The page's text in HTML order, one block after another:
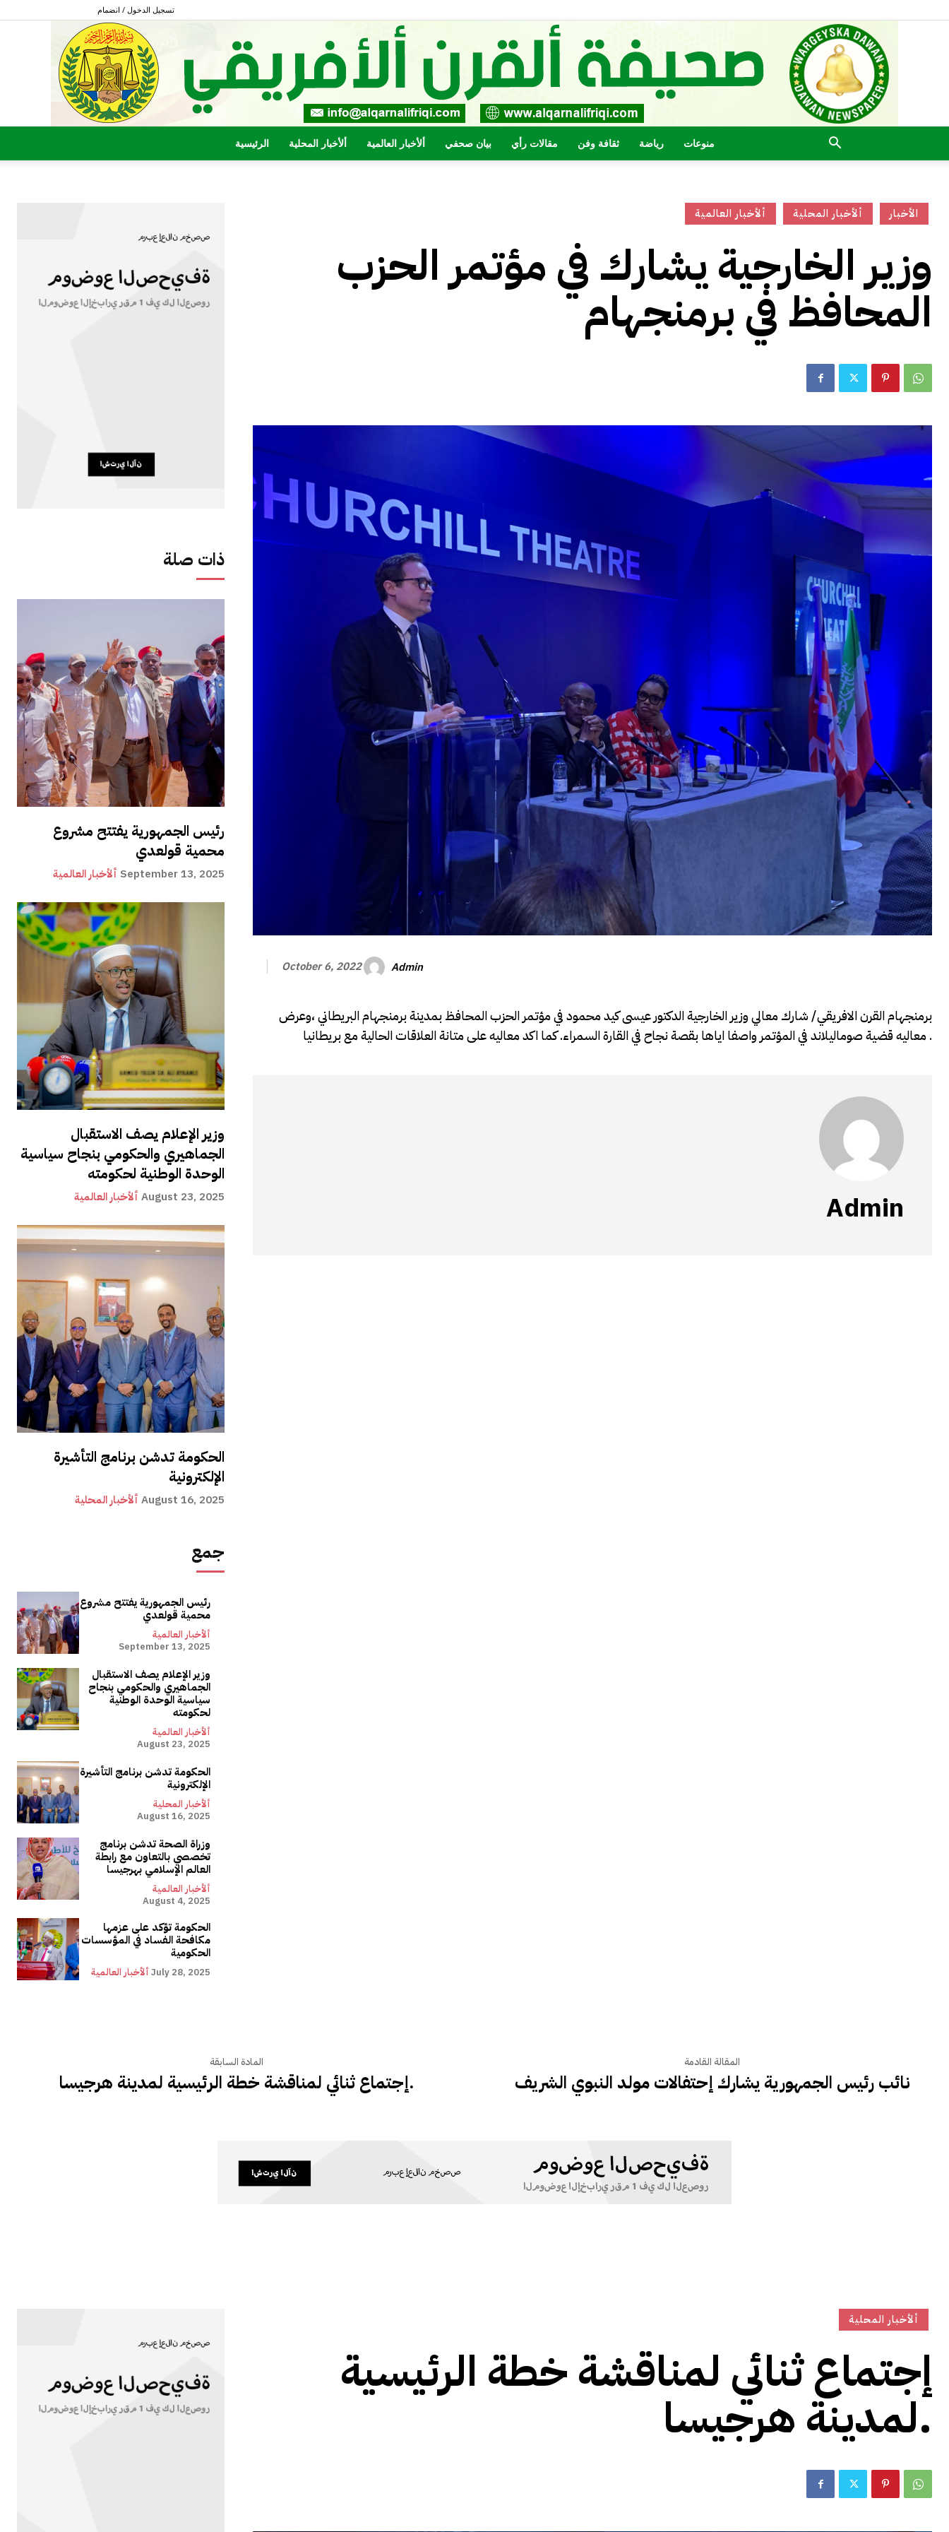
تسجيل الدخول / انضمام
القرن
الرئيسية ألأخبار المحلية ألأخبار العالمية بيان صحفي مقالات رأي ثقافة وفن رياضة منوعات
ذات صلة
رئيس الجمهورية يفتتح مشروع
محمية قولعدي
ألأخبار العالمية September 13, 2025
وزير الإعلام يصف الاستقبال
الجماهيري والحكومي بنجاح سياسية
الوحدة الوطنية لحكومته
ألأخبار العالمية August 23, 2025
الحكومة تدشن برنامج التأشيرة
الإلكترونية
ألأخبار المحلية August 16, 2025
جمع
رئيس الجمهورية يفتتح مشروع
محمية قولعدي
ألأخبار العالمية
September 13, 2025
وزير الإعلام يصف الاستقبال
الجماهيري والحكومي بنجاح
سياسية الوحدة الوطنية
لحكومته
ألأخبار العالمية
August 23, 2025
الحكومة تدشن برنامج التأشيرة
الإلكترونية
ألأخبار المحلية
August 16, 2025
وزراة الصحة تدشن برنامج
تخصصي بالتعاون مع رابطة
العالم الإسلامي بهرجيسا
ألأخبار العالمية
August 4, 2025
الحكومة تؤكد على عزمها
مكافحة الفساد في المؤسسات
الحكومية
ألأخبار العالمية July 28, 2025
ألأخبار العالمية ألأخبار المحلية الأخبار
وزير الخارجية يشارك في مؤتمر الحزب
المحافظ في برمنجهام
October 6, 2022 Admin
برمنجهام القرن الافريقي/ شارك معالي وزير الخارجية الدكتور عيسى كيد محمود في مؤتمر الحزب المحافظ بمدينة برمنجهام البريطاني ،وعرض
معاليه قضية صوماليلاند في المؤتمر واصفا اياها بقصة نجاح في القارة السمراء. كما اكد معاليه على متانة العلاقات الحالية مع بريطانيا .
Admin
المادة السابقة
إجتماع ثنائي لمناقشة خطة الرئيسية لمدينة هرجيسا.
المقالة القادمة
نائب رئيس الجمهورية يشارك إحتفالات مولد النبوي الشريف